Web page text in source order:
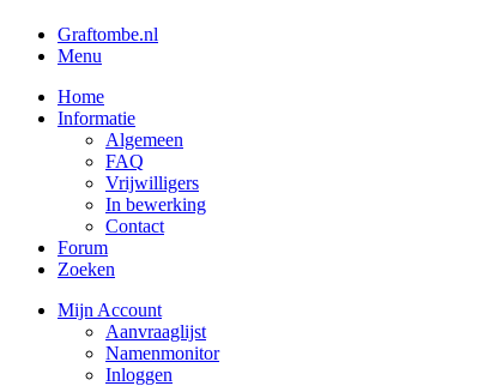
Graftombe.nl
Menu
Home
Informatie
Algemeen
FAQ
Vrijwilligers
In bewerking
Contact
Forum
Zoeken
Mijn Account
Aanvraaglijst
Namenmonitor
Inloggen